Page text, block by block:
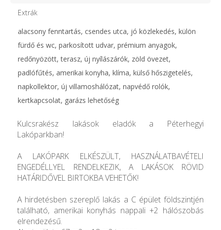
Extrák
alacsony fenntartás, csendes utca, jó közlekedés, külön
fürdő és wc, parkosított udvar, prémium anyagok,
redőnyözött, terasz, új nyílászárók, zöld övezet,
padlófűtés, amerikai konyha, klíma, külső hőszigetelés,
napkollektor, új villamoshálózat, napvédő rolók,
kertkapcsolat, garázs lehetőség
Kulcsrakész lakások eladók a Péterhegyi
Lakóparkban!
A LAKÓPARK ELKÉSZÜLT, HASZNÁLATBAVÉTELI
ENGEDÉLLYEL RENDELKEZIK, A LAKÁSOK RÖVID
HATÁRIDŐVEL BIRTOKBA VEHETŐK!
A hirdetésben szereplő lakás a C épület földszintjén
található, amerikai konyhás nappali +2 hálószobás
elrendezésű.